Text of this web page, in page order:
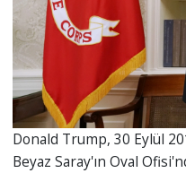
Donald Trump, 30 Eylül
Beyaz Saray'ın Oval